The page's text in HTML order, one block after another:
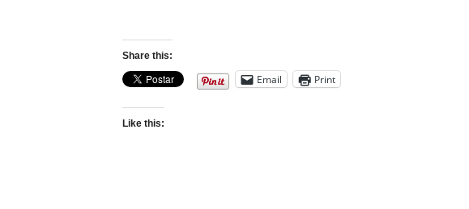
Share this:
Email Print
Like this: